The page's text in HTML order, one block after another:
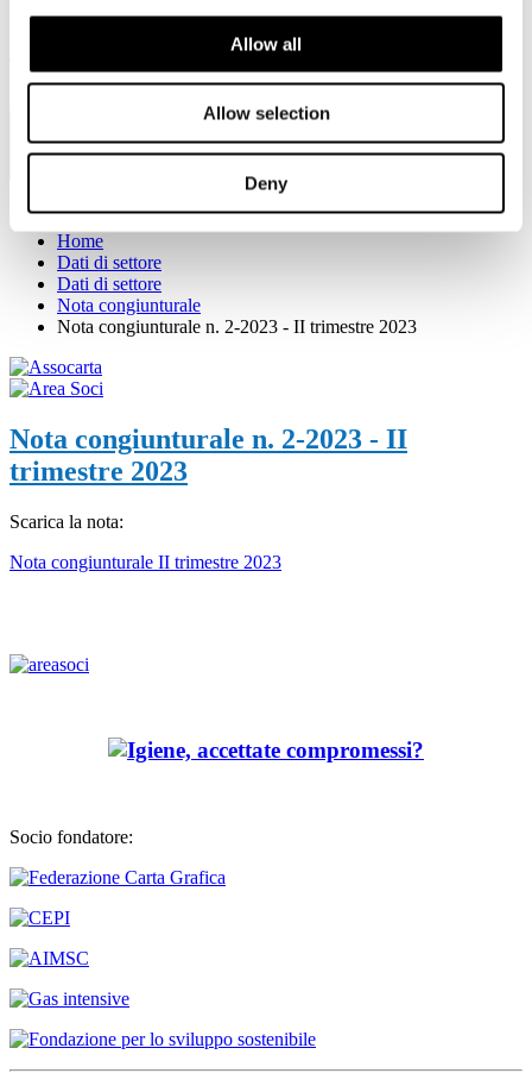
Allow all
Allow selection
Deny
Roma
Viale Pasteur, 8/10 - 00144 Roma
Tel. +39 06-591.91.31/40
Fax. +39 06-591.0876
Sei qui:
Home
Dati di settore
Dati di settore
Nota congiunturale
Nota congiunturale n. 2-2023 - II trimestre 2023
Nota congiunturale n. 2-2023 - II
trimestre 2023
Scarica la nota:
Nota congiunturale II trimestre 2023
Socio fondatore: